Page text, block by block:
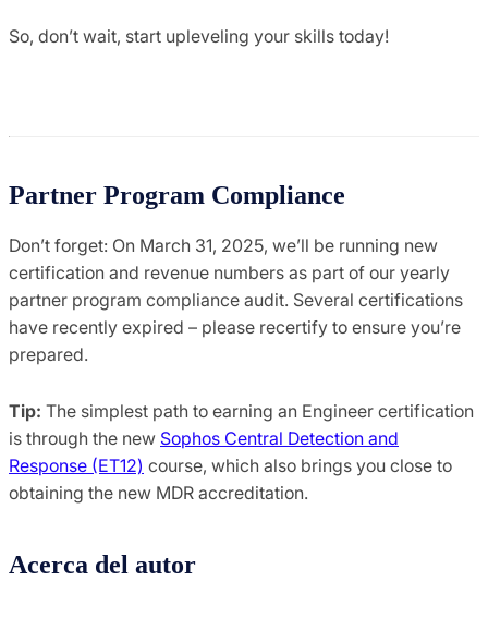
So, don’t wait, start upleveling your skills today!
Partner Program Compliance
Don’t forget: On March 31, 2025, we’ll be running new
certification and revenue numbers as part of our yearly
partner program compliance audit. Several certifications
have recently expired – please recertify to ensure you’re
prepared.
Tip: The simplest path to earning an Engineer certification
is through the new Sophos Central Detection and
Response (ET12) course, which also brings you close to
obtaining the new MDR accreditation.
Acerca del autor